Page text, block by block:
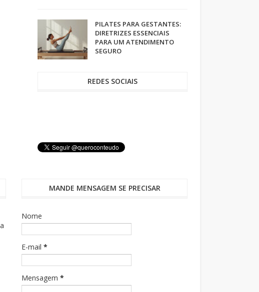
PILATES PARA GESTANTES:
DIRETRIZES ESSENCIAIS
PARA UM ATENDIMENTO
SEGURO
REDES SOCIAIS
MANDE MENSAGEM SE PRECISAR
Nome
E-mail*
Mensagem*